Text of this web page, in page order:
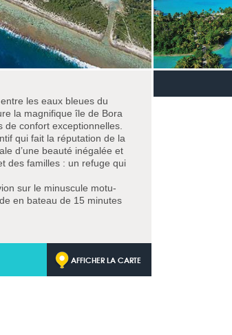
les eaux bleues du
la magnifique île de Bora
de confort exceptionnelles.
qui fait la réputation de la
d’une beauté inégalée et
des familles : un refuge qui
sur le minuscule motu-
en bateau de 15 minutes
AFFICHER LA CARTE